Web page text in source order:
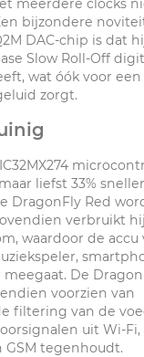
meerdere clocks
bijzondere
DAC-chip is dat
Slow Roll-Off
wat óók voor een
zorgt.
liefst 33%
DragonFly Red
verbruikt
waardoor de accu
De
voorzien van
filtering van de
uit Wi-Fi,
tegenhoudt.